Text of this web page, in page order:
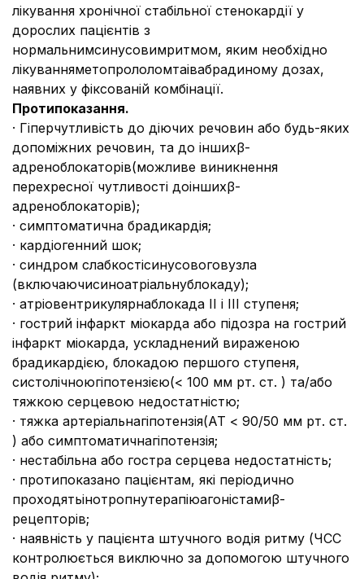
лікування хронічної стабільної стенокардії у
дорослих пацієнтів з
нормальнимсинусовимритмом, яким необхідно
лікуванняметопрололомтаівабрадиному дозах,
наявних у фіксованій комбінації.
Протипоказання.
· Гіперчутливість до діючих речовин або будь-яких
допоміжних речовин, та до іншихβ-
адреноблокаторів(можливе виникнення
перехресної чутливості доіншихβ-
адреноблокаторів);
· симптоматична брадикардія;
· кардіогенний шок;
· синдром слабкостісинусовоговузла
(включаючисиноатріальнублокаду);
· атріовентрикулярнаблокада II і III ступеня;
· гострий інфаркт міокарда або підозра на гострий
інфаркт міокарда, ускладнений вираженою
брадикардією, блокадою першого ступеня,
систолічноюгіпотензією(< 100 мм рт. ст. ) та/або
тяжкою серцевою недостатністю;
· тяжка артеріальнагіпотензія(АТ < 90/50 мм рт. ст.
) або симптоматичнагіпотензія;
· нестабільна або гостра серцева недостатність;
· протипоказано пацієнтам, які періодично
проходятьінотропнутерапіюагоністамиβ-
рецепторів;
· наявність у пацієнта штучного водія ритму (ЧСС
контролюється виключно за допомогою штучного